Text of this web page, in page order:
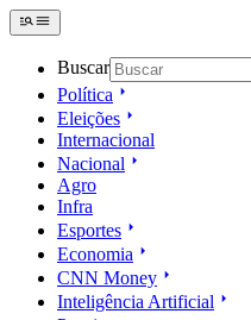
Buscar
Política
Eleições
Internacional
Nacional
Agro
Infra
Esportes
Economia
CNN Money
Inteligência Artificial